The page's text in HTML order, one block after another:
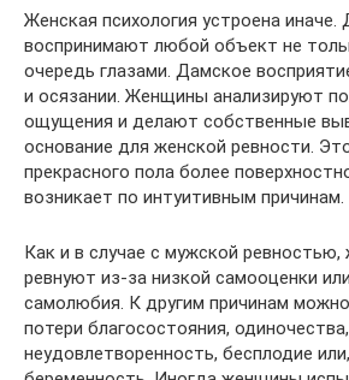
Женская психология устроена иначе.
воспринимают любой объект не
очередь глазами. Дамское
и осязании. Женщины анализируют
ощущения и делают собственные
основание для женской ревности.
прекрасного пола более
возникает по интуитивным причинам.
Как и в случае с мужской
ревнуют из-за низкой самооценки
самолюбия. К другим причинам
потери благосостояния,
неудовлетворенность, бесплодие